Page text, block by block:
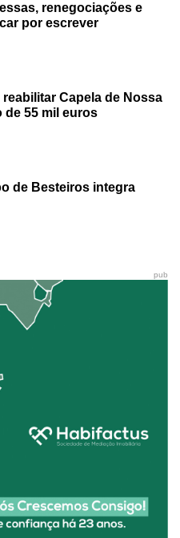
renegociações e
por escrever
Capela de Nossa
de 55 mil euros
de Besteiros integra
pub